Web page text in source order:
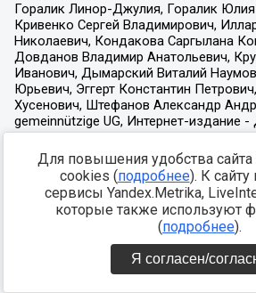
Для повышения удобства
cookies (подробнее). К
сервисы Yandex.Metrika,
которые также используют
(подробнее).
Я согласен/